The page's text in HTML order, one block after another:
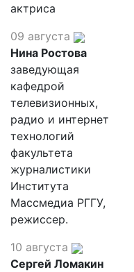
актриса
09 августа
Нина Ростова
заведующая
кафедрой
телевизионных,
радио и интернет
технологий
факультета
журналистики
Института
Массмедиа РГГУ,
режиссер.
10 августа
Сергей Ломакин